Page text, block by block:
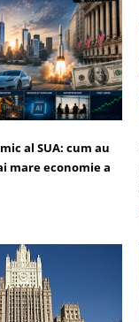
al SUA: cum au
mare economie a